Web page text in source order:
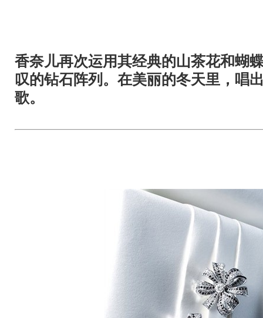
香奈儿再次运用其经典的山茶花和蝴
叹的钻石阵列。在美丽的冬天里，唱
歌。